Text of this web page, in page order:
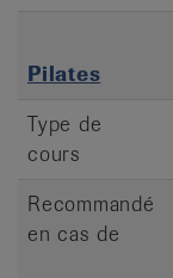
Pilates
Type de
cours
Recommandé
en cas de